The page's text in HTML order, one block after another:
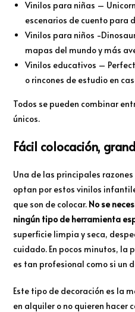
Vinilos para niñas –
escenarios de cuento para
Vinilos para niños -
mapas del mundo y más
Vinilos educativos –
o rincones de estudio en
Todos se pueden combinar
únicos.
Fácil colocación,
Una de las principales
optan por estos vinilos
que son de colocar. No se
ningún tipo de herramienta
superficie limpia y seca,
cuidado. En pocos minutos, la
es tan profesional como si un
Este tipo de decoración es la
en alquiler o no quieren hacer